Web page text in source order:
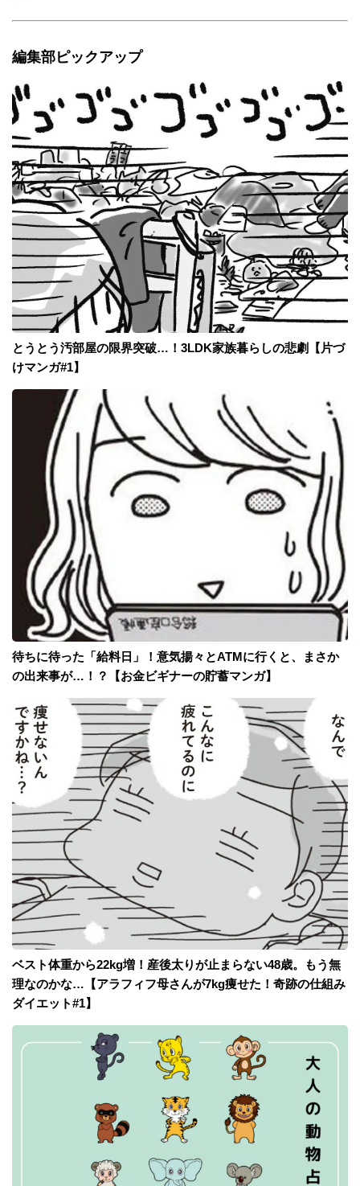
編集部ピックアップ
とうとう汚部屋の限界突破…！3LDK家族暮らしの悲劇【片づ
けマンガ#1】
待ちに待った「給料日」！意気揚々とATMに行くと、まさか
の出来事が…！？【お金ビギナーの貯蓄マンガ】
ベスト体重から22kg増！産後太りが止まらない48歳。もう無
理なのかな…【アラフィフ母さんが7kg痩せた！奇跡の仕組み
ダイエット#1】